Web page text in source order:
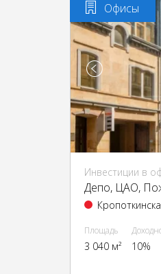
Офисы
Инвестиции в
Депо, ЦАО,
Площадь
3 040 м² 10%